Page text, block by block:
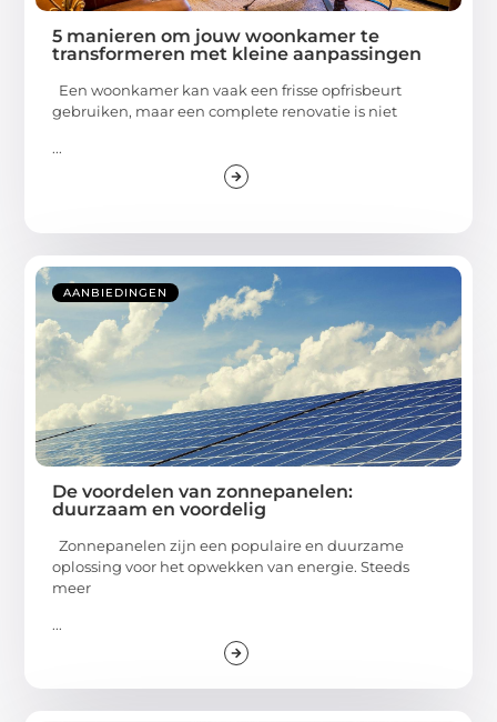
5 manieren om jouw woonkamer te
transformeren met kleine aanpassingen
Een woonkamer kan vaak een frisse opfrisbeurt
gebruiken, maar een complete renovatie is niet
...
AANBIEDINGEN
De voordelen van zonnepanelen:
duurzaam en voordelig
Zonnepanelen zijn een populaire en duurzame
oplossing voor het opwekken van energie. Steeds
meer
...